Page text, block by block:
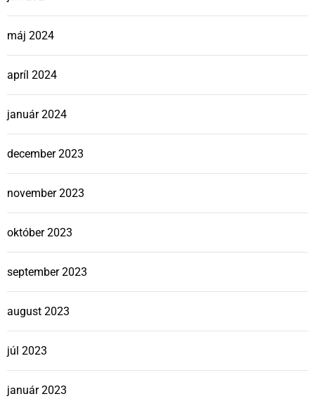
máj 2024
apríl 2024
január 2024
december 2023
november 2023
október 2023
september 2023
august 2023
júl 2023
január 2023